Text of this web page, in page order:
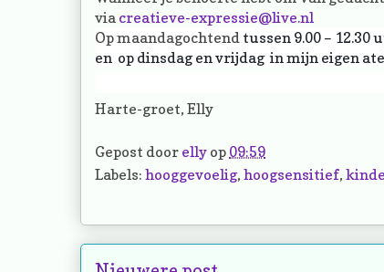
via creatieve-expressie@live.nl
Op maandagochtend tussen 9.00 – 12.30
en op dinsdag en vrijdag in mijn eigen
Harte-groet, Elly
Gepost door elly op 09:59
Labels: hooggevoelig, hoogsensitief,